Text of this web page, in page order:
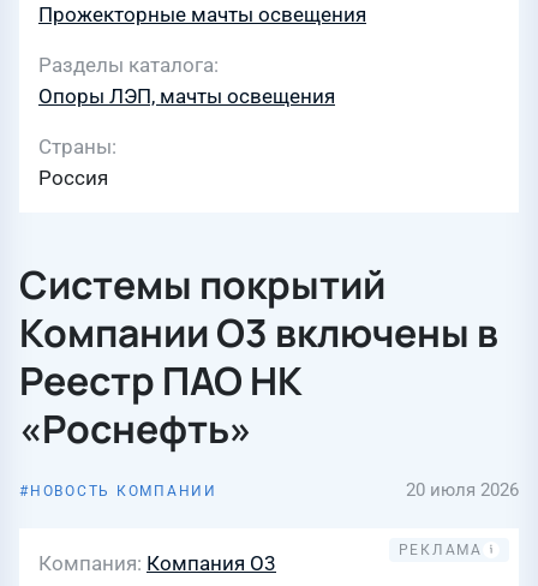
Прожекторные мачты освещения
Разделы каталога
Опоры ЛЭП, мачты освещения
Страны
Россия
Системы покрытий
Компании О3 включены в
Реестр ПАО НК
«Роснефть»
НОВОСТЬ КОМПАНИИ 20 июля 2026
Компания Компания О3